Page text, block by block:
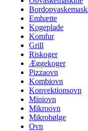
Emhætte
Kogeplade
Komfur
Grill
Riskoger
Æggekoger
Pizzaovn
Kombiovn
Konvektionsovn
Miniovn
Mikroovn
Mikrobølge
Ovn